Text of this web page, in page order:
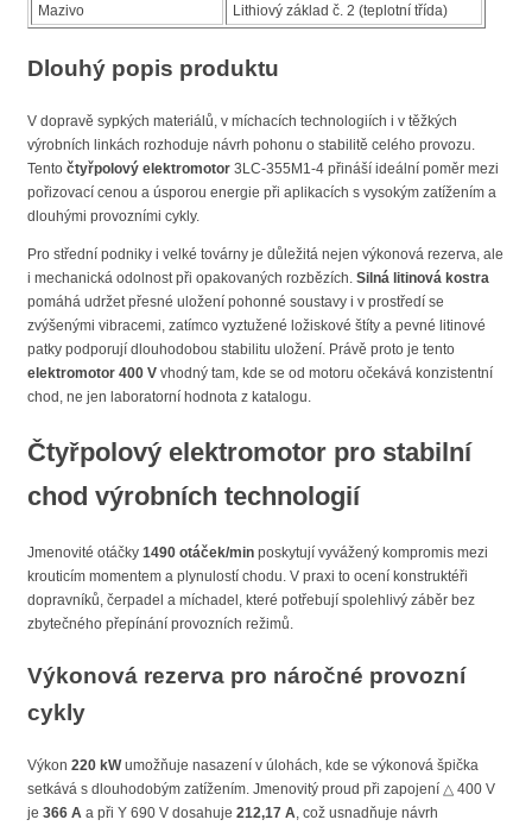
Mazivo
Lithiový základ č. 2 (teplotní třída)
Dlouhý popis produktu
V dopravě sypkých materiálů, v míchacích technologiích i v těžkých
výrobních linkách rozhoduje návrh pohonu o stabilitě celého provozu.
Tento čtyřpolový elektromotor 3LC-355M1-4 přináší ideální poměr mezi
pořizovací cenou a úsporou energie při aplikacích s vysokým zatížením a
dlouhými provozními cykly.
Pro střední podniky i velké továrny je důležitá nejen výkonová rezerva, ale
i mechanická odolnost při opakovaných rozbězích. Silná litinová kostra
pomáhá udržet přesné uložení pohonné soustavy i v prostředí se
zvýšenými vibracemi, zatímco vyztužené ložiskové štíty a pevné litinové
patky podporují dlouhodobou stabilitu uložení. Právě proto je tento
elektromotor 400 V vhodný tam, kde se od motoru očekává konzistentní
chod, ne jen laboratorní hodnota z katalogu.
Čtyřpolový elektromotor pro stabilní
chod výrobních technologií
Jmenovité otáčky 1490 otáček/min poskytují vyvážený kompromis mezi
krouticím momentem a plynulostí chodu. V praxi to ocení konstruktéři
dopravníků, čerpadel a míchadel, které potřebují spolehlivý záběr bez
zbytečného přepínání provozních režimů.
Výkonová rezerva pro náročné provozní
cykly
Výkon 220 kWumožňuje nasazení v úlohách, kde se výkonová špička
setkává s dlouhodobým zatížením. Jmenovitý proud při zapojení △ 400 V
je 366 A a při Y 690 V dosahuje 212,17 A, což usnadňuje návrh